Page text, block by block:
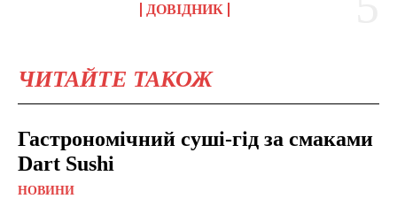
ДОВІДНИК
ЧИТАЙТЕ ТАКОЖ
Гастрономічний суші-гід за смаками
Dart Sushi
НОВИНИ